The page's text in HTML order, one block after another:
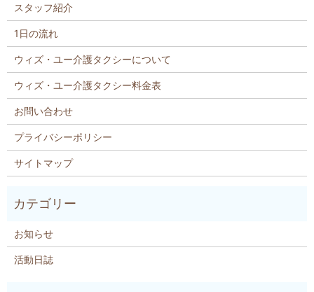
スタッフ紹介
1日の流れ
ウィズ・ユー介護タクシーについて
ウィズ・ユー介護タクシー料金表
お問い合わせ
プライバシーポリシー
サイトマップ
お知らせ
活動日誌